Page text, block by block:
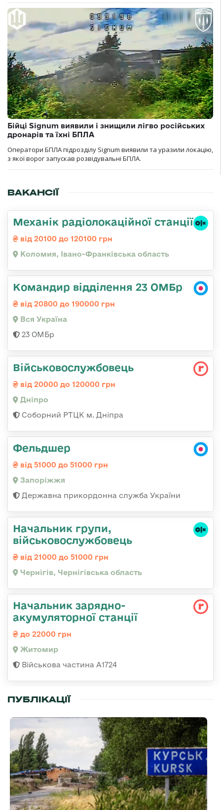
Бійці Signum виявили і знищили лігво російських
дронарів та їхні БПЛА
Оператори БПЛА підрозділу Signum виявили та уразили локацію,
з якої ворог запускав розвідувальні БПЛА.
ВАКАНСІЇ
Механік радіолокаційної станції
від 20100 до 120100 грн
Коломия, Івано-Франківська область
Командир відділення 23 ОМБр
від 20800 до 190000 грн
Вся Україна
23 ОМБр
Військовослужбовець
від 20000 до 120000 грн
Дніпро
Соборний РТЦК м. Дніпра
Фельдшер
від 51000 до 51000 грн
Запоріжжя
Державна прикордонна служба України
Начальник групи,
військовослужбовець
від 21000 до 51000 грн
Чернігів, Чернігівська область
Начальник зарядно-
акумуляторної станції
до 22000 грн
Житомир
Військова частина А1724
ПУБЛІКАЦІЇ